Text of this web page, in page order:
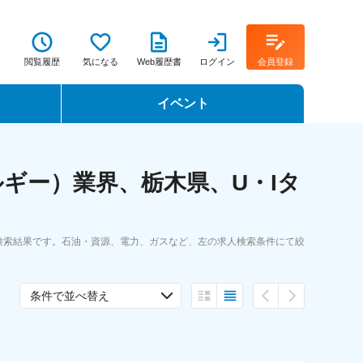
閲覧履歴 気になる Web履歴書 ログイン 会員登録
イベント
転職フェア
ー）業界、栃木県、U・Iタ
結果です。石油・資源、電力、ガスなど、左の求人検索条件にて絞
条件で並べ替え